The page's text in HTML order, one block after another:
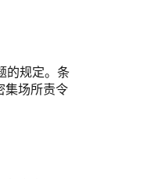
的规定。条
集场所责令